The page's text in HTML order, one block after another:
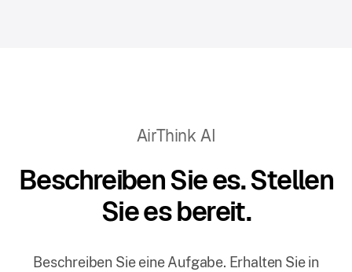
AirThink AI
Beschreiben Sie es. Stellen
Sie es bereit.
Beschreiben Sie eine Aufgabe. Erhalten Sie in